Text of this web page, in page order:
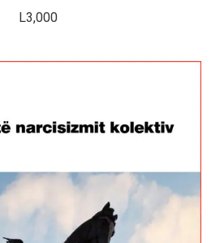
L3,000